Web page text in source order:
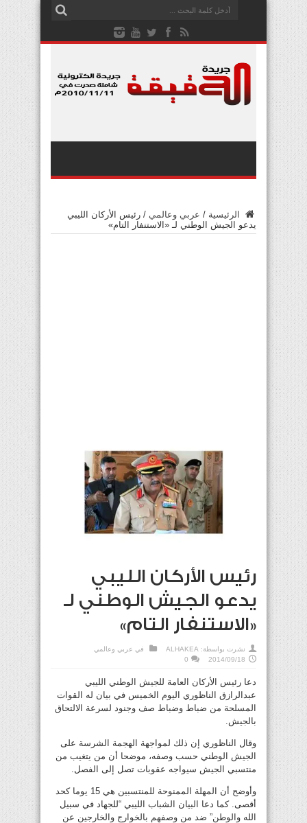
الرئيسية / عربي وعالمي / رئيس الأركان الليبي
يدعو الجيش الوطني لـ «الاستنفار التام»
رئيس الأركان الليبي
يدعو الجيش الوطني لـ
«الاستنفار التام»
نشرت بواسطة: ALHAKEA في عربي وعالمي
2014/09/18
0
دعا رئيس الأركان العامة للجيش الوطني الليبي
عبدالرازق الناظوري اليوم الخميس في بيان له القوات
المسلحة من ضباط وضباط صف وجنود لسرعة الالتحاق
بالجيش.
وقال الناظوري إن ذلك لمواجهة الهجمة الشرسة على
الجيش الوطني حسب وصفه، موضحا أن من يتغيب من
منتسبي الجيش سيواجه عقوبات تصل إلى الفصل.
وأوضح أن المهلة الممنوحة للمنتسبين هي 15 يوما كحد
أقصى. كما دعا البيان الشباب الليبي “للجهاد في سبيل
الله والوطن” ضد من وصفهم بالخوارج والخارجين عن